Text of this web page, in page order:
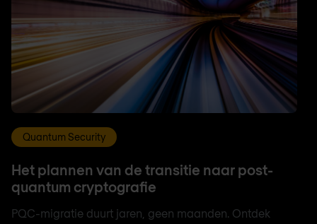
Quantum Security
Het plannen van de transitie naar post-
quantum cryptografie
PQC-migratie duurt jaren, geen maanden. Ontdek